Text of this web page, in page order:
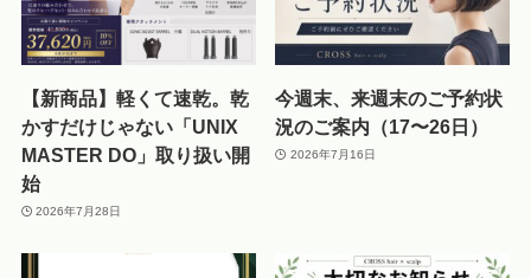
【新商品】軽くて速乾。乾
かすだけじゃない「UNIX
MASTER DO」取り扱い開
始
2026年7月28日
今週末、来週末のご予約状
況のご案内（17〜26日）
2026年7月16日